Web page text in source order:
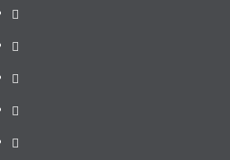
Prima
pagină
Știri
de
ultima
Administrație
locală
Actualitate
Justiție